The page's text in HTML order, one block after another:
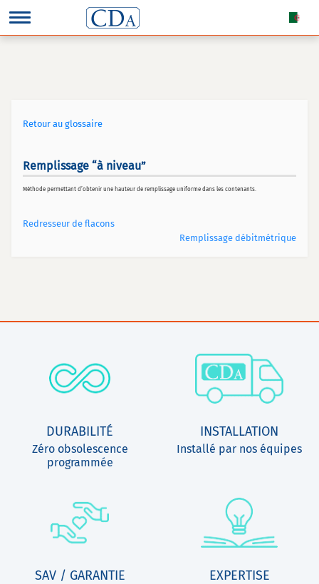
Retour au glossaire
Remplissage “à niveau”
Méthode permettant d’obtenir une hauteur de remplissage uniforme dans les contenants.
Redresseur de flacons
Remplissage débitmétrique
DURABILITÉ
Zéro obsolescence
programmée
INSTALLATION
Installé par nos équipes
SAV / GARANTIE EXPERTISE